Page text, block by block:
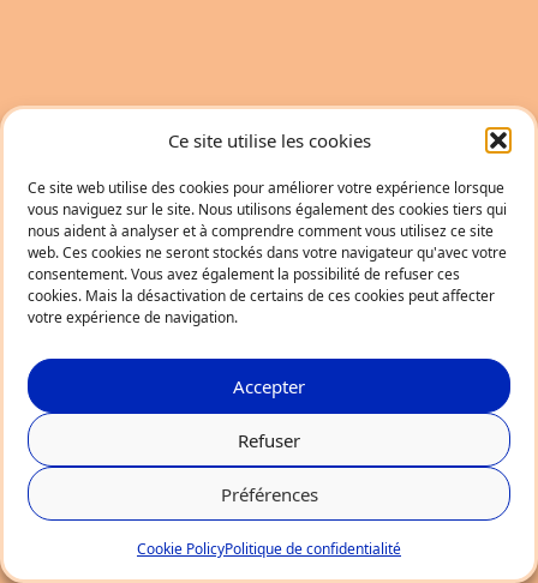
Ce site utilise les cookies
Ce site web utilise des cookies pour améliorer votre expérience lorsque
vous naviguez sur le site. Nous utilisons également des cookies tiers qui
nous aident à analyser et à comprendre comment vous utilisez ce site
web. Ces cookies ne seront stockés dans votre navigateur qu'avec votre
consentement. Vous avez également la possibilité de refuser ces
cookies. Mais la désactivation de certains de ces cookies peut affecter
votre expérience de navigation.
Accepter
Refuser
Préférences
Cookie PolicyPolitique de confidentialité